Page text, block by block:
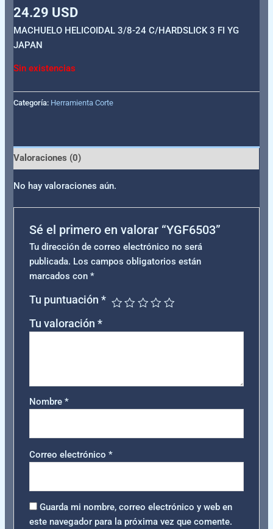
24.29 USD
MACHUELO HELICOIDAL 3/8-24 C/HARDSLICK 3 FI YG
JAPAN
Sin existencias
Categoría: Herramienta Corte
Valoraciones (0)
No hay valoraciones aún.
Sé el primero en valorar “YGF6503”
Tu dirección de correo electrónico no será
publicada. Los campos obligatorios están
marcados con *
Tu puntuación *
Tu valoración *
Nombre *
Correo electrónico *
Guarda mi nombre, correo electrónico y web en
este navegador para la próxima vez que comente.